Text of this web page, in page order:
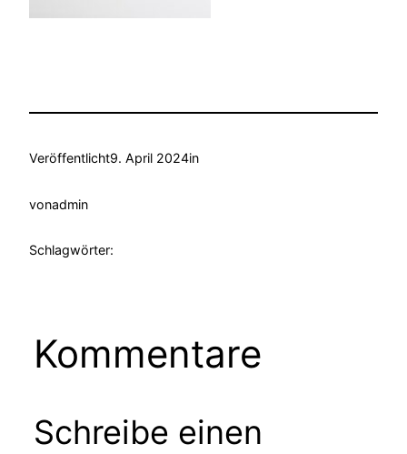
Veröffentlicht9. April 2024in
vonadmin
Schlagwörter:
Kommentare
Schreibe einen